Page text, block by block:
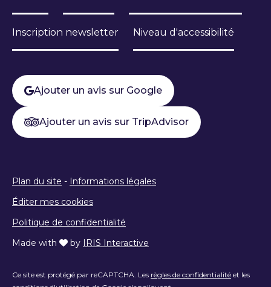
Inscription newsletter Niveau d'accessibilité
Ajouter un avis sur Google
Ajouter un avis sur TripAdvisor
Plan du site - Informations légales
Éditer mes cookies
Politique de confidentialité
Made with
by IRIS Interactive
Ce site est protégé par reCAPTCHA. Les règles de confidentialité et les